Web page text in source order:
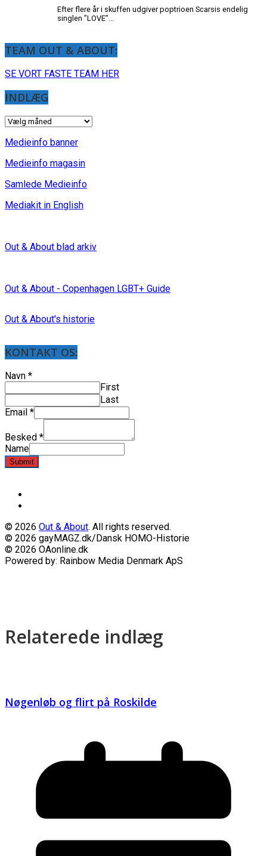
Efter flere år i skuffen udgiver poptrioen Scarsis endelig
singlen ”LOVE”...
TEAM OUT & ABOUT:
SE VORT FASTE TEAM HER
INDLÆG
INDLÆG
Medieinfo banner
Medieinfo magasin
Samlede Medieinfo
Mediakit in English
Out & About blad arkiv
Out & About - Copenhagen LGBT+ Guide
Out & About's historie
KONTAKT OS:
Navn *
First
Last
Email *
Besked *
Name
Submit
© 2026 Out & About. All rights reserved.
© 2026 gayMAGZ.dk/Dansk HOMO-Historie
© 2026 OAonline.dk
Powered by: Rainbow Media Denmark ApS
Relaterede indlæg
Nøgenløb og flirt på Roskilde